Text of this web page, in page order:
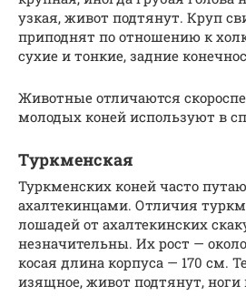
узкая, живот подтянут. Круп
приподнят по отношению к
сухие и тонкие, задние
Животные отличаются
молодых коней используют в
Туркменская
Туркменских коней часто
ахалтекинцами. Отличия
лошадей от ахалтекинских
незначительны. Их рост —
косая длина корпуса — 170 см.
изящное, живот подтянут,